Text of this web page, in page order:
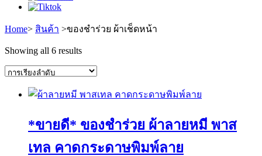
Home> สินค้า >ของชำร่วย ผ้าเช็ดหน้า
Showing all 6 results
*ขายดี* ของชำร่วย ผ้าลายหมี พาส
เทล คาดกระดาษพิมพ์ลาย